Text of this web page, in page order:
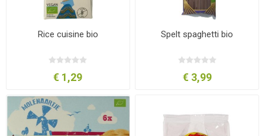
Rice cuisine bio
€ 1,29
Spelt spaghetti bio
€ 3,99